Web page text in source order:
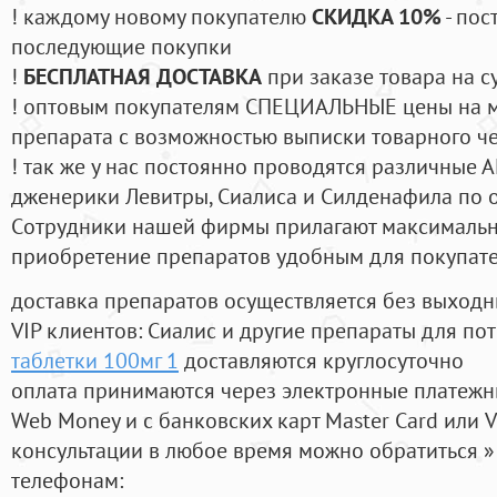
! каждому новому покупателюСКИДКА 10%-
последующие покупки
! БЕСПЛАТНАЯ ДОСТАВКА при заказе товара на
! оптовым покупателям СПЕЦИАЛЬНЫЕ цены на
препарата с возможностью выписки товарного
! так же у нас постоянно проводятся
дженерики Левитры, Сиалиса и Силденафила по
Cотрудники нашей фирмы прилагают
приобретение препаратов удобным для
доставка препаратов осуществляется без
VIP клиентов: Сиалис и другие препараты для
таблетки 100мг 1 доставляются круглосуточно
оплата принимаются через электронные
Web Money и с банковских карт Master Card или
консультации в любое время можно обратиться
телефонам: